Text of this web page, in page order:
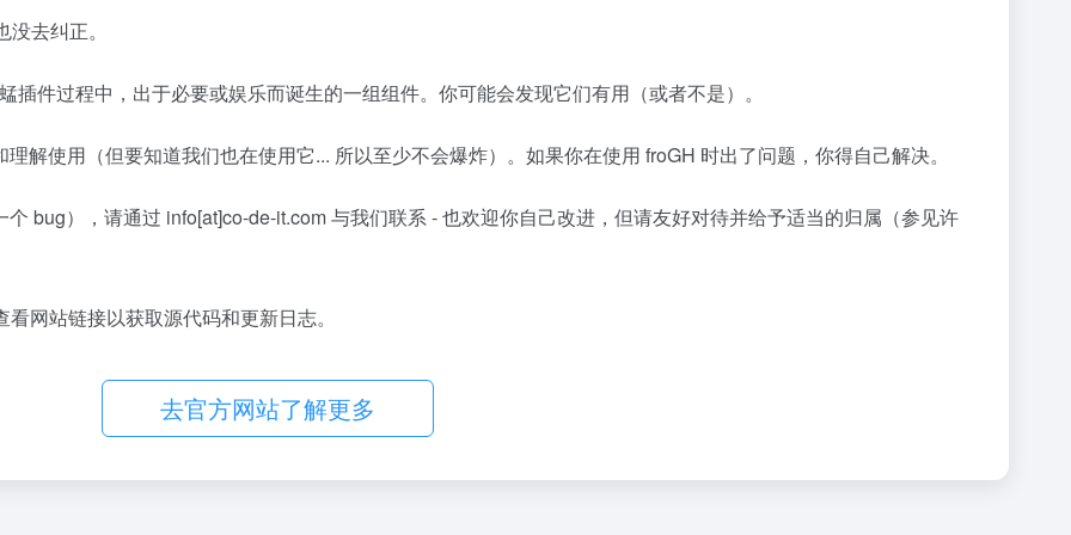
去纠正。
插件过程中，出于必要或娱乐而诞生的一组组件。你可能会发现它们有用（或者不是）。
解使用（但要知道我们也在使用它... 所以至少不会爆炸）。如果你在使用 froGH 时出了问题，你得自己解决。
bug），请通过 info[at]co-de-it.com 与我们联系 - 也欢迎你自己改进，但请友好对待并给予适当的归属（参见许
看网站链接以获取源代码和更新日志。
去官方网站了解更多